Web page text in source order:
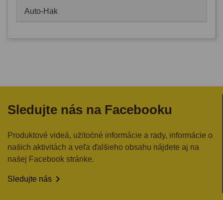
Auto-Hak
Sledujte nás na Facebooku
Produktové videá, užitočné informácie a rady, informácie o
našich aktivitách a veľa ďalšieho obsahu nájdete aj na
našej Facebook stránke.
Sledujte nás 